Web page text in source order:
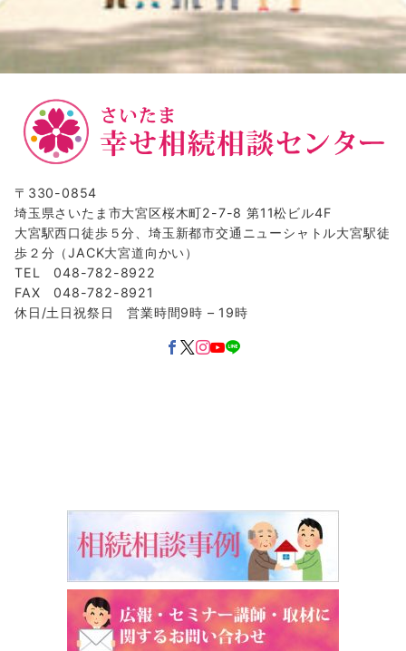
〒330-0854
埼玉県さいたま市大宮区桜木町2-7-8 第11松ビル4F
大宮駅西口徒歩５分、埼玉新都市交通ニューシャトル大宮駅徒
歩２分（JACK大宮道向かい）
TEL 048-782-8922
FAX 048-782-8921
休日/土日祝祭日 営業時間9時 – 19時